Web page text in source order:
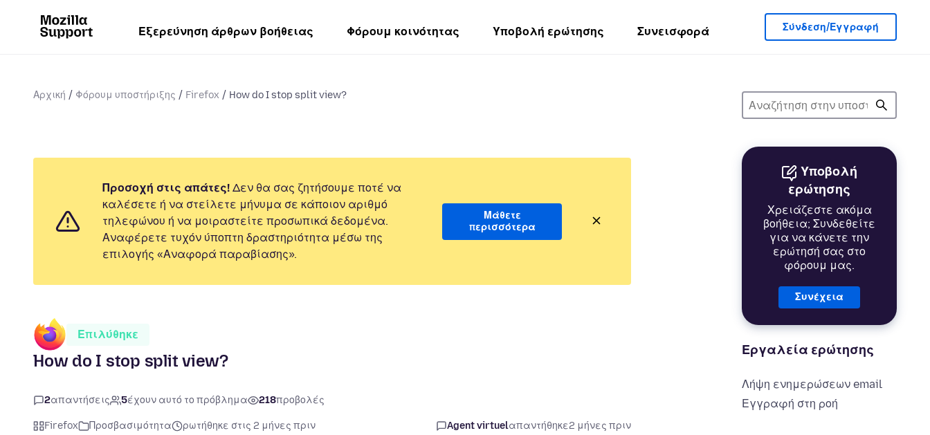
Εξερεύνηση άρθρων βοήθειας Φόρουμ κοινότητας Υποβολή ερώτησης Συνεισφορά Σύνδεση/Εγγραφή
Αρχική Φόρουμ υποστήριξης Firefox How do I stop split view?
Υποβολή
ερώτησης
Χρειάζεστε ακόμα
βοήθεια; Συνδεθείτε
για να κάνετε την
ερώτησή σας στο
φόρουμ μας.
Συνέχεια
Εργαλεία ερώτησης
Λήψη ενημερώσεων email
Εγγραφή στη ροή
Προσοχή στις απάτες! Δεν θα σας ζητήσουμε ποτέ να
καλέσετε ή να στείλετε μήνυμα σε κάποιον αριθμό
τηλεφώνου ή να μοιραστείτε προσωπικά δεδομένα.
Αναφέρετε τυχόν ύποπτη δραστηριότητα μέσω της
επιλογής «Αναφορά παραβίασης».
Μάθετε
περισσότερα
Επιλύθηκε
How do I stop split view?
2απαντήσεις 5έχουν αυτό το πρόβλημα 218προβολές
Firefox Προσβασιμότητα ρωτήθηκε στις 2 μήνες πριν Agent virtuelαπαντήθηκε2 μήνες πριν